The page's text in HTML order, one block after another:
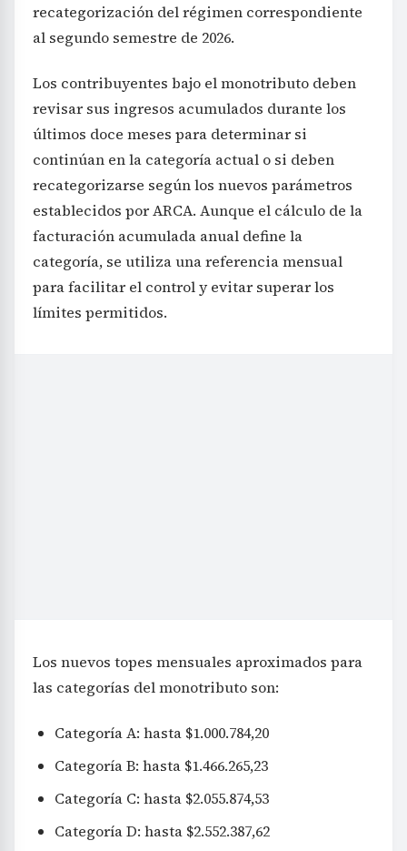
recategorización del régimen correspondiente
al segundo semestre de 2026.
Los contribuyentes bajo el monotributo deben
revisar sus ingresos acumulados durante los
últimos doce meses para determinar si
continúan en la categoría actual o si deben
recategorizarse según los nuevos parámetros
establecidos por ARCA. Aunque el cálculo de la
facturación acumulada anual define la
categoría, se utiliza una referencia mensual
para facilitar el control y evitar superar los
límites permitidos.
Los nuevos topes mensuales aproximados para
las categorías del monotributo son:
Categoría A: hasta $1.000.784,20
Categoría B: hasta $1.466.265,23
Categoría C: hasta $2.055.874,53
Categoría D: hasta $2.552.387,62